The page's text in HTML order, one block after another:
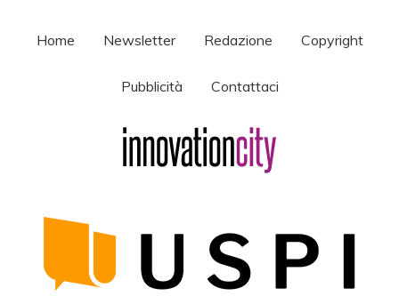
Home Newsletter Redazione Copyright
Pubblicità Contattaci